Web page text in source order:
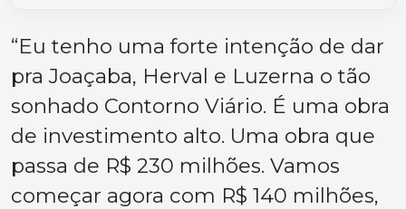
“Eu tenho uma forte intenção de dar
pra Joaçaba, Herval e Luzerna o tão
sonhado Contorno Viário. É uma obra
de investimento alto. Uma obra que
passa de R$ 230 milhões. Vamos
começar agora com R$ 140 milhões,